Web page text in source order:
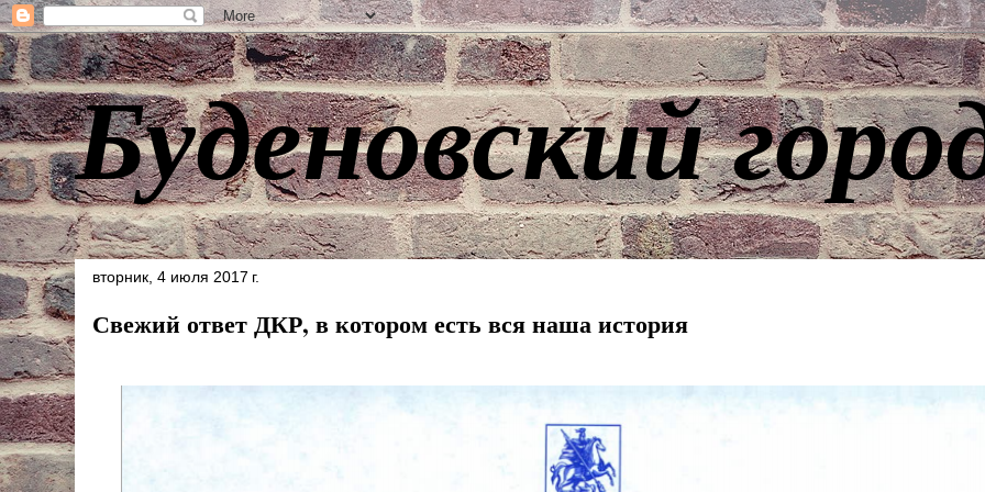
Буденовский
вторник, 4 июля 2017 г.
Свежий ответ ДКР, в котором есть вся наша история